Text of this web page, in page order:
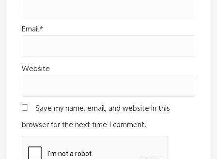
Email*
Website
Save my name, email, and website in this
browser for the next time I comment.